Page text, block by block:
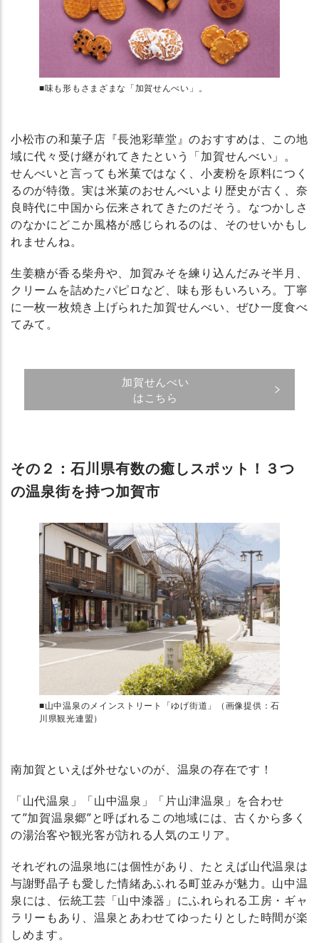
■味も形もさまざまな「加賀せんべい」。
小松市の和菓子店『長池彩華堂』のおすすめは、この地
域に代々受け継がれてきたという「加賀せんべい」。
せんべいと言っても米菓ではなく、小麦粉を原料につく
るのが特徴。実は米菓のおせんべいより歴史が古く、奈
良時代に中国から伝来されてきたのだそう。なつかしさ
のなかにどこか風格が感じられるのは、そのせいかもし
れませんね。
生姜糖が香る柴舟や、加賀みそを練り込んだみそ半月、
クリームを詰めたパピロなど、味も形もいろいろ。丁寧
に一枚一枚焼き上げられた加賀せんべい、ぜひ一度食べ
てみて。
加賀せんべい
はこちら
その２：石川県有数の癒しスポット！３つ
の温泉街を持つ加賀市
■山中温泉のメインストリート「ゆげ街道」（画像提供：石
川県観光連盟）
南加賀といえば外せないのが、温泉の存在です！
「山代温泉」「山中温泉」「片山津温泉」を合わせ
て”加賀温泉郷”と呼ばれるこの地域には、古くから多く
の湯治客や観光客が訪れる人気のエリア。
それぞれの温泉地には個性があり、たとえば山代温泉は
与謝野晶子も愛した情緒あふれる町並みが魅力。山中温
泉には、伝統工芸「山中漆器」にふれられる工房・ギャ
ラリーもあり、温泉とあわせてゆったりとした時間が楽
しめます。